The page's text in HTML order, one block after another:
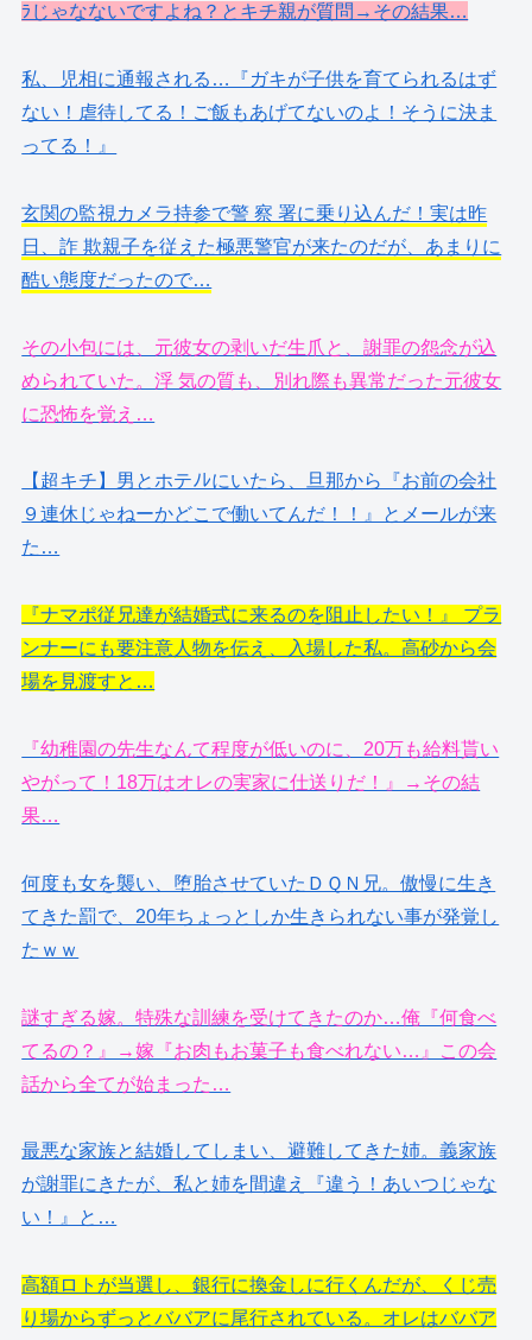
ﾗじゃなないですよね？とキチ親が質問→その結果…
私、児相に通報される…『ガキが子供を育てられるはず
ない！虐待してる！ご飯もあげてないのよ！そうに決ま
ってる！』
玄関の監視カメラ持参で警 察 署に乗り込んだ！実は昨
日、詐 欺親子を従えた極悪警官が来たのだが、あまりに
酷い態度だったので…
その小包には、元彼女の剥いだ生爪と、謝罪の怨念が込
められていた。浮 気の質も、別れ際も異常だった元彼女
に恐怖を覚え…
【超キチ】男とホテﾉﾚにいたら、旦那から『お前の会社
９連休じゃねーかどこで働いてんだ！！』とメールが来
た…
『ナマポ従兄達が結婚式に来るのを阻止したい！』 プラ
ンナーにも要注意人物を伝え、入場した私。高砂から会
場を見渡すと…
『幼稚園の先生なんて程度が低いのに、20万も給料貰い
やがって！18万はオレの実家に仕送りだ！』→その結
果…
何度も女を襲い、堕胎させていたＤＱＮ兄。傲慢に生き
てきた罰で、20年ちょっとしか生きられない事が発覚し
たｗｗ
謎すぎる嫁。特殊な訓練を受けてきたのか…俺『何食べ
てるの？』→嫁『お肉もお菓子も食べれない…』この会
話から全てが始まった…
最悪な家族と結婚してしまい、避難してきた姉。義家族
が謝罪にきたが、私と姉を間違え『違う！あいつじゃな
い！』と…
高額ロトが当選し、銀行に換金しに行くんだが、くじ売
り場からずっとババアに尾行されている。オレはババア